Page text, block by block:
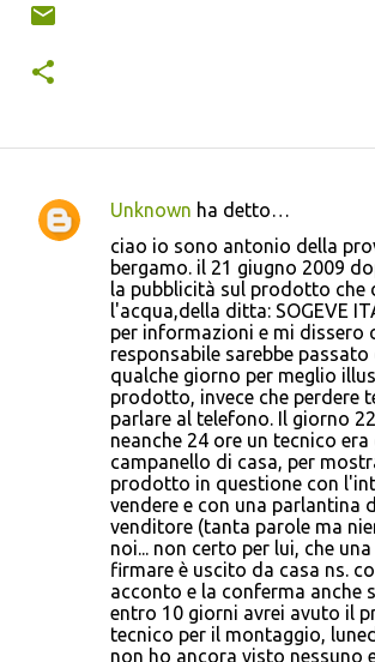
C
Unknown ha detto…
ciao io sono antonio della
bergamo. il 21 giugno 2009
la pubblicità sul prodotto che
l'acqua,della ditta: SOGEVE
per informazioni e mi dissero
responsabile sarebbe passato
qualche giorno per meglio
prodotto, invece che perdere
parlare al telefono. Il giorno
neanche 24 ore un tecnico
campanello di casa, per
prodotto in questione con
vendere e con una parlantina
venditore (tanta parole ma
noi... non certo per lui, che
firmare è uscito da casa ns.
acconto e la conferma anche
entro 10 giorni avrei avuto il
tecnico per il montaggio,
non ho ancora visto nessuno